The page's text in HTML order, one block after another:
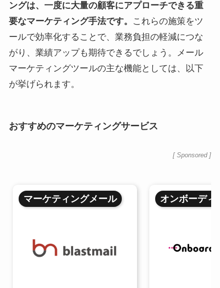
ングは、一度に大量の顧客にアプローチできる重
要なマーケティング手法です。
これらの施策をツ
ールで効率化することで、業務負担の軽減につな
がり、業績アップも期待できるでしょう。メール
マーケティングツールの主な機能としては、以下
が挙げられます。
おすすめのマーケティングサービス
[ Sponsored ]
マーケティングメール オンボーディ